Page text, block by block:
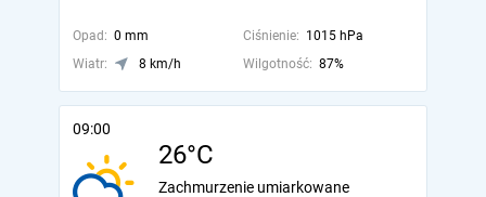
Opad: 0 mm Ciśnienie: 1015 hPa
Wiatr:
8 km/h Wilgotność: 87%
09:00
26°C
Zachmurzenie umiarkowane